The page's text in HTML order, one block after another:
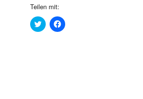
Teilen mit:
K
l
K
l